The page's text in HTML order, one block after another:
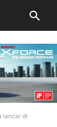
lancar di